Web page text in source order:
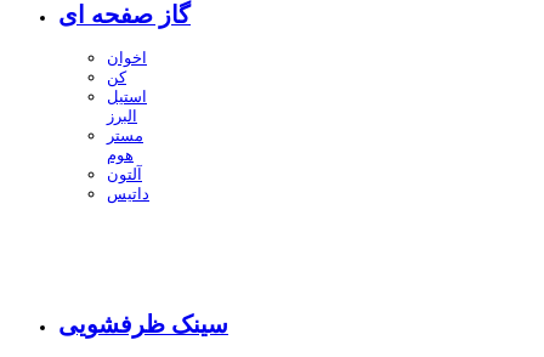
گاز صفحه ای
اخوان
کن
استیل
البرز
مستر
هوم
آلتون
داتیس
سینک ظرفشویی